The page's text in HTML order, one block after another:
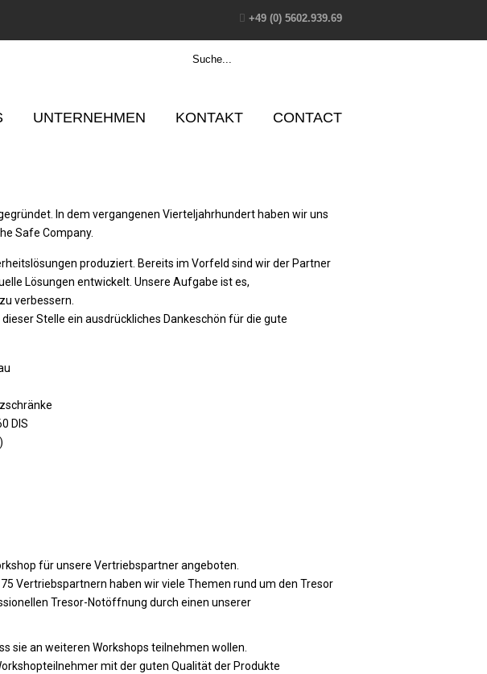
+49 (0) 5602.939.69
UNTERNEHMEN KONTAKT CONTACT
In dem vergangenen Vierteljahrhundert haben wir uns
Safe Company.
produziert. Bereits im Vorfeld sind wir der Partner
Lösungen entwickelt. Unsere Aufgabe ist es,
verbessern.
Stelle ein ausdrückliches Dankeschön für die gute
DIS
für unsere Vertriebspartner angeboten.
Vertriebspartnern haben wir viele Themen rund um den Tresor
Tresor-Notöffnung durch einen unserer
sie an weiteren Workshops teilnehmen wollen.
mit der guten Qualität der Produkte